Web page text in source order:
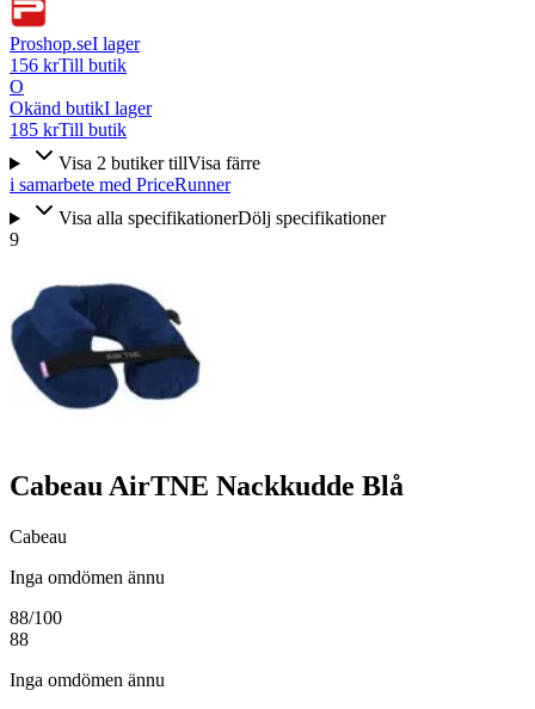
Proshop.seI lager
156 krTill butik
O
Okänd butikI lager
185 krTill butik
Visa 2 butiker tillVisa färre
i samarbete med PriceRunner
Visa alla specifikationerDölj specifikationer
9
Cabeau AirTNE Nackkudde Blå
Cabeau
Inga omdömen ännu
88/100
88
Inga omdömen ännu